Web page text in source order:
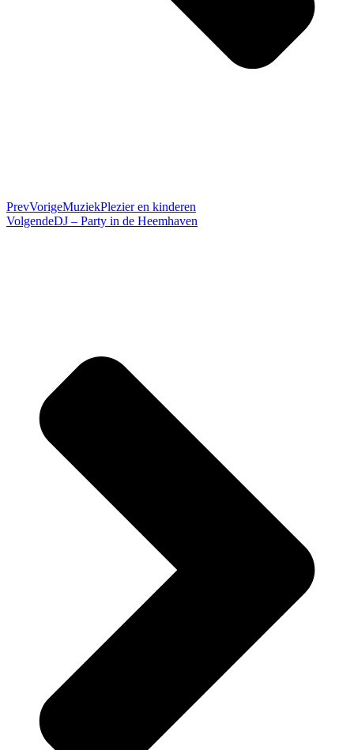
PrevVorigeMuziekPlezier en kinderen
VolgendeDJ – Party in de Heemhaven